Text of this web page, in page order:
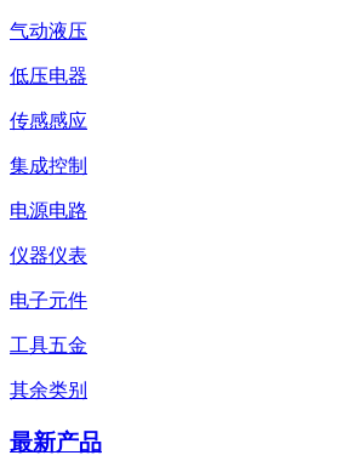
气动液压
低压电器
传感感应
集成控制
电源电路
仪器仪表
电子元件
工具五金
其余类别
最新产品